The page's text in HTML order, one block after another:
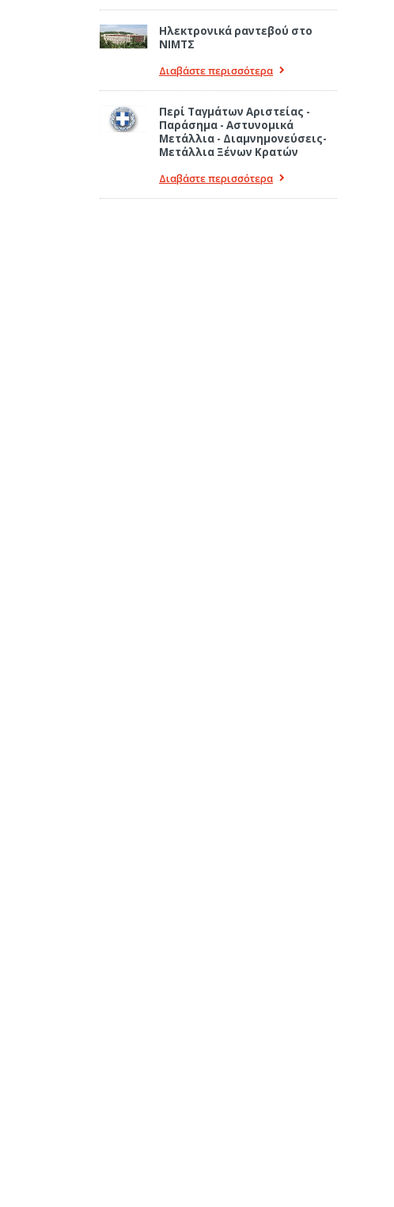
Ηλεκτρονικά ραντεβού στο
ΝΙΜΤΣ
Διαβάστε περισσότερα
Περί Ταγμάτων Αριστείας -
Παράσημα - Αστυνομικά
Μετάλλια - Διαμνημονεύσεις-
Μετάλλια Ξένων Κρατών
Διαβάστε περισσότερα